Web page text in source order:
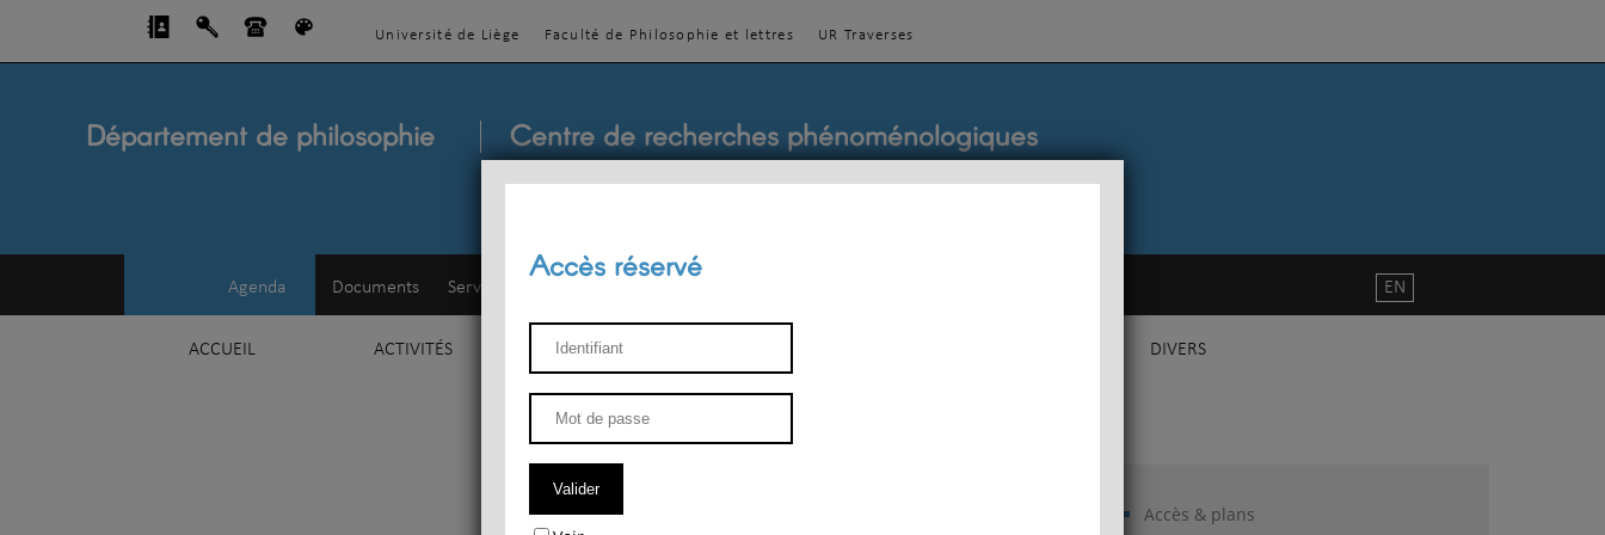
Université de Liège Faculté de Philosophie et lettres UR Traverses
Département de philosophie Centre de recherches phénoménologiques
Agenda Documents Service d'esthétique
ACCUEIL ACTIVITÉS ENSEIGNEMENT DIVERS
EN
Accès & plans
Accès réservé